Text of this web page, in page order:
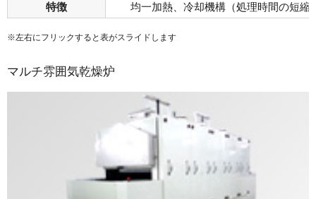
特徴
均一加熱、冷却機構（処理時間の短縮
※左右にフリックすると表がスライドします
マルチ雰囲気乾燥炉